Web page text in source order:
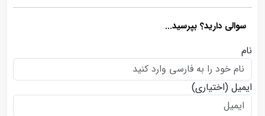
سوالی دارید؟ بپرسید...
نام
ایمیل (اختیاری)